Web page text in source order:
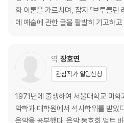
화 이론을 가르치며, 잡지 『브루클린 레
에 예술에 관한 글을 활발히 기고하고
역 장호연
관심작가 알림신청
1971년에 출생하여 서울대학교 미
악학과 대학원에서 석사학위를 받았
음악을 공부했다. 음악 동호회 얼트